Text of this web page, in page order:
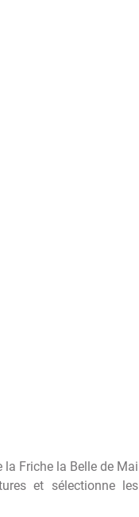
la Friche la Belle de Mai
et sélectionne les